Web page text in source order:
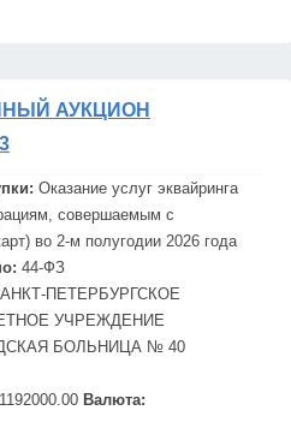
АУКЦИОН
Оказание услуг эквайринга
совершаемым с
во 2-м полугодии 2026 года
44-ФЗ
ПЕТЕРБУРГСКОЕ
УЧРЕЖДЕНИЕ
БОЛЬНИЦА № 40
1192000.00 Валюта: